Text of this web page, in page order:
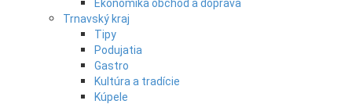
Ekonomika obchod a doprava
Trnavský kraj
Tipy
Podujatia
Gastro
Kultúra a tradície
Kúpele